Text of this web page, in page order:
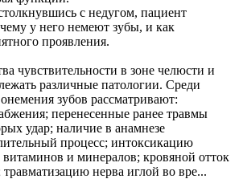
с недугом, пациент
у него немеют зубы, и как
проявления.
чувствительности в зоне челюсти и
различные патологии. Среди
зубов рассматривают:
перенесенные ранее травмы
удар; наличие в анамнезе
процесс; интоксикацию
и минералов; кровяной отток
нерва иглой во вре...